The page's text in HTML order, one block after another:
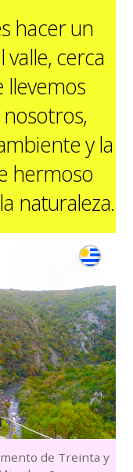
hacer un
cerca
llevemos
y la
hermoso
naturaleza.
de Treinta y